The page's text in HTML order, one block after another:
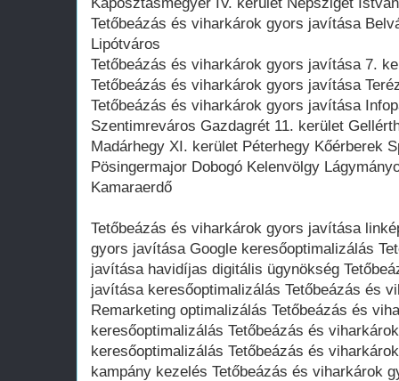
Tetőbeázás és viharkárok gyors javítása
Lipótváros
Tetőbeázás és viharkárok gyors javítása 7.
Tetőbeázás és viharkárok gyors javítása
Tetőbeázás és viharkárok gyors javítása
Szentimreváros Gazdagrét 11. kerület
Madárhegy XI. kerület Péterhegy Kőérberek
Pösingermajor Dobogó Kelenvölgy
Kamaraerdő
Tetőbeázás és viharkárok gyors javítása
gyors javítása Google keresőoptimalizálás
javítása havidíjas digitális ügynökség
javítása keresőoptimalizálás Tetőbeázás és
Remarketing optimalizálás Tetőbeázás és
keresőoptimalizálás Tetőbeázás és
keresőoptimalizálás Tetőbeázás és
kampány kezelés Tetőbeázás és viharkárok